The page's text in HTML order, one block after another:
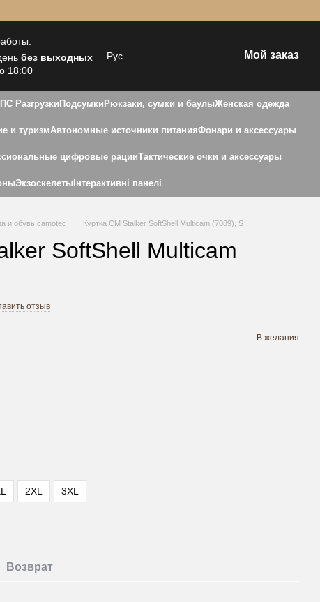
без выходных
18:00
Рус Мой заказ
РазгрузкиПодсумки Рюкзаки, сумки и баулыЖенская одежда
и туризмАвтономные источники питанияФонари и аксессуары
цифровые рацииТактические очки и аксессуары
Экзоскелеты Інтерактивні панелі
и обувь camotec Куртка CM Stalker SoftShell Multicam (7089), S
SoftShell Multicam
отзыв
В желания
2XL 3XL
Возврат